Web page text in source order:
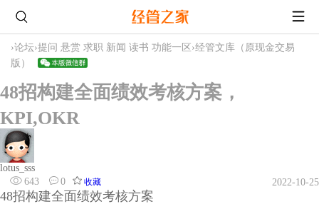
›论坛›提问 悬赏 求职 新闻 读书 功能一区 ›经管文库（原现金交易
版）
48招构建全面绩效考核方案，
KPI,OKR
lotus_sss
643
0 收藏 2022-10-25
48招构建全面绩效考核方案